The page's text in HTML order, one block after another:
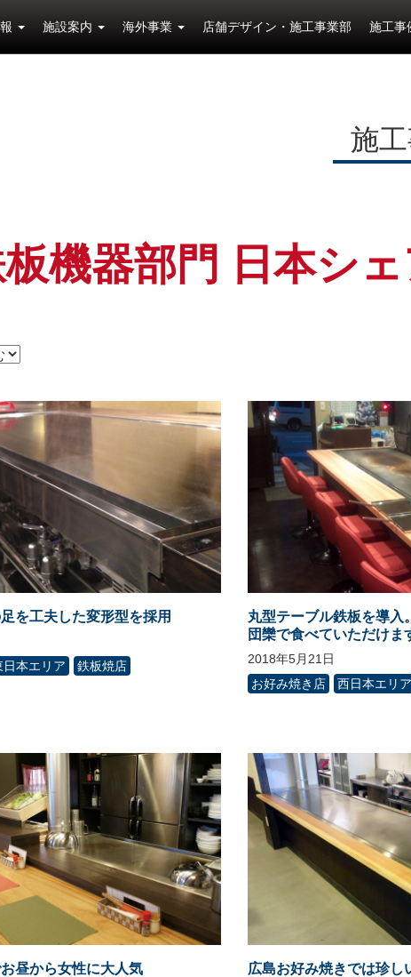
施設案内 海外事業 店舗デザイン・施工事業部 施工事
施
機器部門 日本シ
を工夫した変形型を採用
日本エリア 鉄板焼店
丸型テーブル鉄板を導入
団欒で食べていただけま
2018年5月21日
お好み焼き店
西日本エリア
お昼から女性に大人気
広島お好み焼きでは珍し